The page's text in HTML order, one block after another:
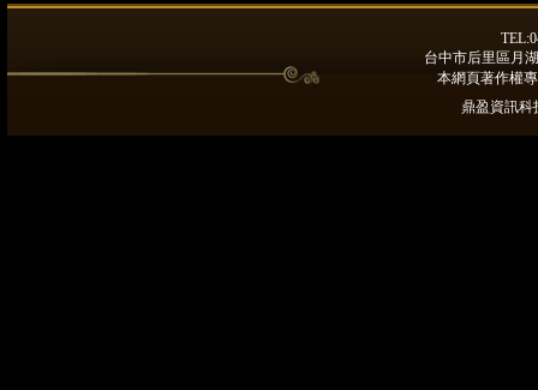
台中市后里區月
本網頁著作權
鼎盈資訊科